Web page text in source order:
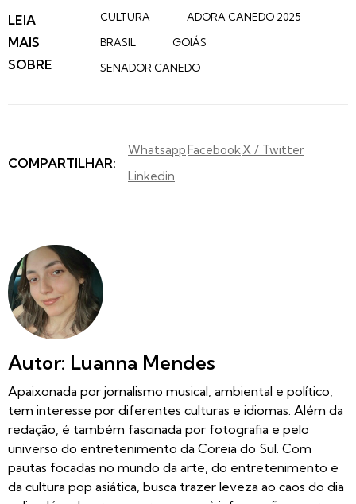
LEIA
MAIS
SOBRE
CULTURA
ADORA CANEDO 2025
BRASIL
GOIÁS
SENADOR CANEDO
COMPARTILHAR:
Whatsapp FacebookX / Twitter
Linkedin
Autor: Luanna Mendes
Apaixonada por jornalismo musical, ambiental e político,
tem interesse por diferentes culturas e idiomas. Além da
redação, é também fascinada por fotografia e pelo
universo do entretenimento da Coreia do Sul. Com
pautas focadas no mundo da arte, do entretenimento e
da cultura pop asiática, busca trazer leveza ao caos do dia